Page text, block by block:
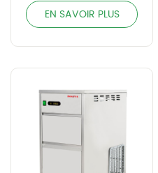
EN SAVOIR PLUS